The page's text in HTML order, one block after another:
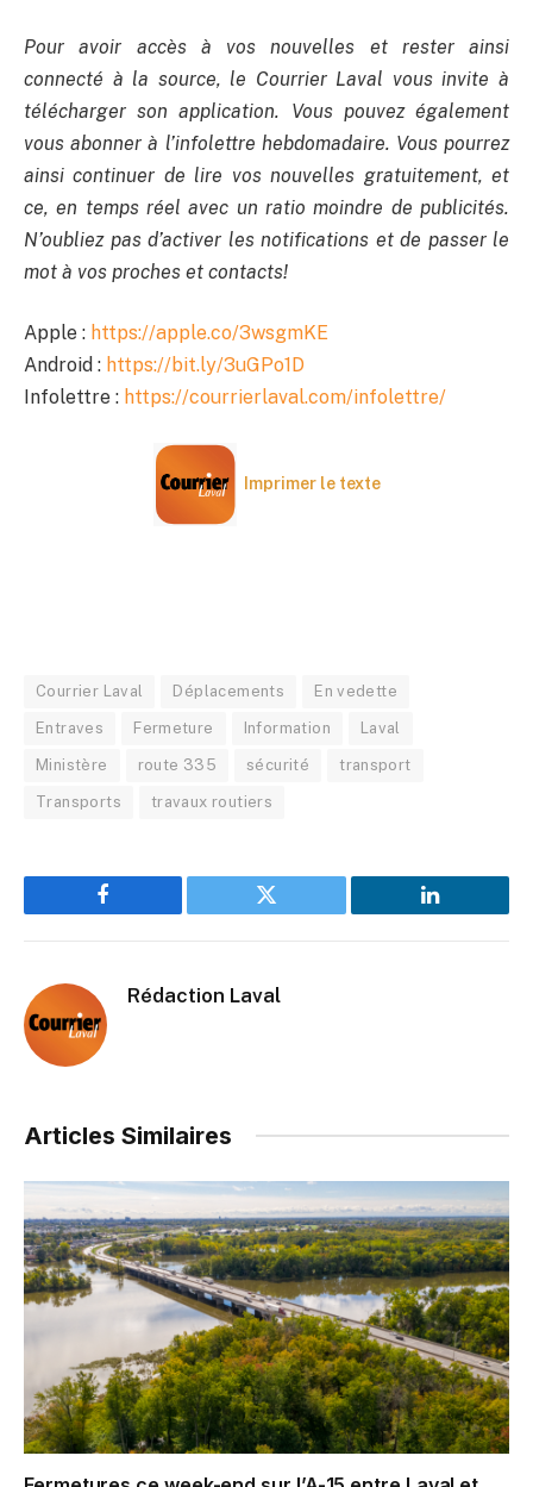
Pour avoir accès à vos nouvelles et rester ainsi
connecté à la source, le Courrier Laval vous invite à
télécharger son application. Vous pouvez également
vous abonner à l’infolettre hebdomadaire. Vous pourrez
ainsi continuer de lire vos nouvelles gratuitement, et
ce, en temps réel avec un ratio moindre de publicités.
N’oubliez pas d’activer les notifications et de passer le
mot à vos proches et contacts!
Apple : https://apple.co/3wsgmKE
Android : https://bit.ly/3uGPo1D
Infolettre : https://courrierlaval.com/infolettre/
Imprimer le texte
Courrier Laval Déplacements En vedette
Entraves Fermeture Information Laval
Ministère route 335 sécurité transport
Transports travaux routiers
Facebook Twitter LinkedIn
Rédaction Laval
Articles Similaires